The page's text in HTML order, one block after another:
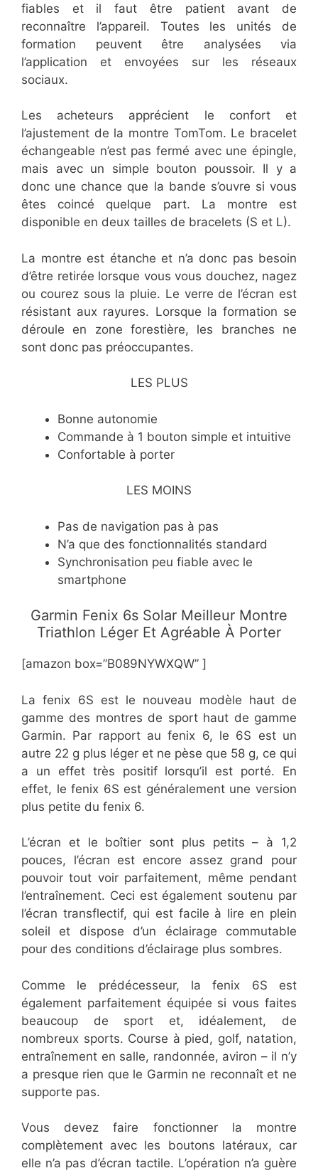
fiables et il faut être patient avant de
reconnaître l’appareil. Toutes les unités de
formation peuvent être analysées via
l’application et envoyées sur les réseaux
sociaux.
Les acheteurs apprécient le confort et
l’ajustement de la montre TomTom. Le bracelet
échangeable n’est pas fermé avec une épingle,
mais avec un simple bouton poussoir. Il y a
donc une chance que la bande s’ouvre si vous
êtes coincé quelque part. La montre est
disponible en deux tailles de bracelets (S et L).
La montre est étanche et n’a donc pas besoin
d’être retirée lorsque vous vous douchez, nagez
ou courez sous la pluie. Le verre de l’écran est
résistant aux rayures. Lorsque la formation se
déroule en zone forestière, les branches ne
sont donc pas préoccupantes.
LES PLUS
Bonne autonomie
Commande à 1 bouton simple et intuitive
Confortable à porter
LES MOINS
Pas de navigation pas à pas
N’a que des fonctionnalités standard
Synchronisation peu fiable avec le
smartphone
​Garmin Fenix 6s Solar Meilleur Montre
Triathlon Léger Et Agréable À Porter
[amazon box=”B089NYWXQW” ]
La fenix 6S est le nouveau modèle haut de
gamme des montres de sport haut de gamme
Garmin. Par rapport au fenix 6, le 6S est un
autre 22 g plus léger et ne pèse que 58 g, ce qui
a un effet très positif lorsqu’il est porté. En
effet, le fenix 6S est généralement une version
plus petite du fenix 6.
L’écran et le boîtier sont plus petits – à 1,2
pouces, l’écran est encore assez grand pour
pouvoir tout voir parfaitement, même pendant
l’entraînement. Ceci est également soutenu par
l’écran transflectif, qui est facile à lire en plein
soleil et dispose d’un éclairage commutable
pour des conditions d’éclairage plus sombres.
Comme le prédécesseur, la fenix 6S est
également parfaitement équipée si vous faites
beaucoup de sport et, idéalement, de
nombreux sports. Course à pied, golf, natation,
entraînement en salle, randonnée, aviron – il n’y
a presque rien que le Garmin ne reconnaît et ne
supporte pas.
Vous devez faire fonctionner la montre
complètement avec les boutons latéraux, car
elle n’a pas d’écran tactile. L’opération n’a guère